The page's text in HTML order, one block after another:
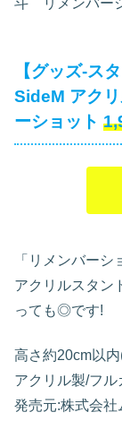
斗 リメンバー
【グッズ-ス
SideM アク
ーショット
「リメンバー
アクリルスタン
っても◎です!
高さ約20cm以
アクリル製/フル
発売元:株式会社